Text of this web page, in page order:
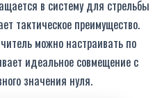
в систему для стрельбы
тактическое преимущество.
можно настраивать по
идеальное совмещение с
значения нуля.